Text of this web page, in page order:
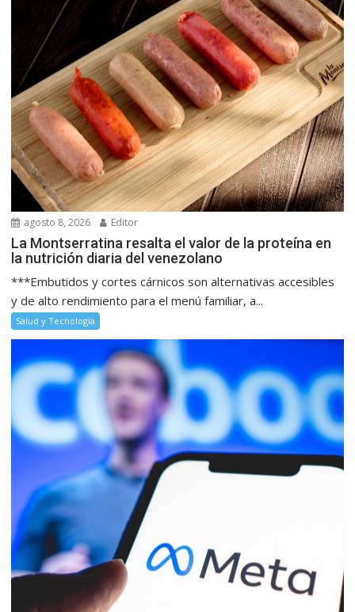
agosto 8, 2026 Editor
La Montserratina resalta el valor de la proteína en
la nutrición diaria del venezolano
***Embutidos y cortes cárnicos son alternativas accesibles
y de alto rendimiento para el menú familiar, a...
Salud y Tecnología